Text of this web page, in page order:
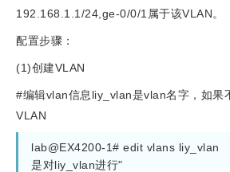
192.168.1.1/24,ge-0/0/1属于该VLAN。
配置步骤：
(1)创建VLAN
#编辑vlan信息liy_vlan是vlan名字，如果
VLAN
lab@EX4200-1# edit vlans liy_vlan
是对liy_vlan进行"